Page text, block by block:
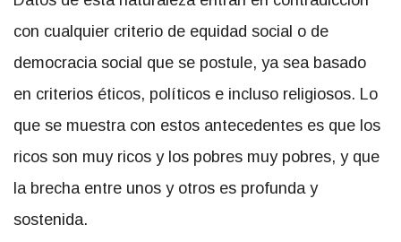
con cualquier criterio de equidad social o de
democracia social que se postule, ya sea basado
en criterios éticos, políticos e incluso religiosos. Lo
que se muestra con estos antecedentes es que los
ricos son muy ricos y los pobres muy pobres, y que
la brecha entre unos y otros es profunda y
sostenida.